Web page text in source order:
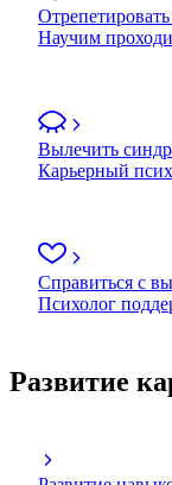
Научим
Вылечить
Карьерный
Справиться с
Психолог
Развитие